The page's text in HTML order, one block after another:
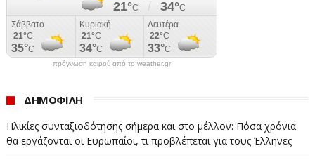
πρόγνωση καιρού από το weather.gr
ΔΗΜΟΦΙΛΗ
Ηλικίες συνταξιοδότησης σήμερα και στο μέλλον: Πόσα χρόνια
θα εργάζονται οι Ευρωπαίοι, τι προβλέπεται για τους Έλληνες